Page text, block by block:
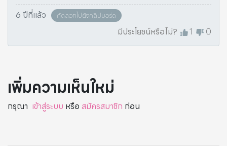
6 ปีที่แล้ว คัดลอกไปยังคลิปบอร์ด
มีประโยชน์หรือไม่? 1 0
เพิ่มความเห็นใหม่
กรุณา เข้าสู่ระบบ หรือ สมัครสมาชิก ก่อน